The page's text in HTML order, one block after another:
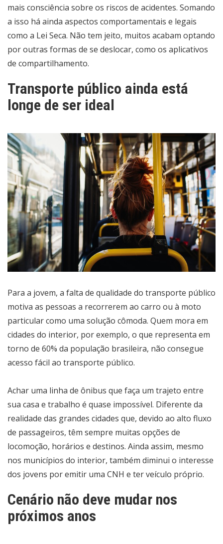
mais consciência sobre os riscos de acidentes. Somando
a isso há ainda aspectos comportamentais e legais
como a Lei Seca. Não tem jeito, muitos acabam optando
por outras formas de se deslocar, como os aplicativos
de compartilhamento.
Transporte público ainda está
longe de ser ideal
Para a jovem, a falta de qualidade do transporte público
motiva as pessoas a recorrerem ao carro ou à moto
particular como uma solução cômoda. Quem mora em
cidades do interior, por exemplo, o que representa em
torno de 60% da população brasileira, não consegue
acesso fácil ao transporte público.
Achar uma linha de ônibus que faça um trajeto entre
sua casa e trabalho é quase impossível. Diferente da
realidade das grandes cidades que, devido ao alto fluxo
de passageiros, têm sempre muitas opções de
locomoção, horários e destinos. Ainda assim, mesmo
nos municípios do interior, também diminui o interesse
dos jovens por emitir uma CNH e ter veículo próprio.
Cenário não deve mudar nos
próximos anos